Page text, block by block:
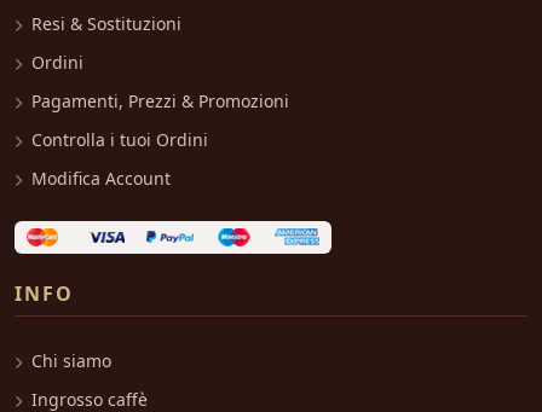
Resi & Sostituzioni
Ordini
Pagamenti, Prezzi & Promozioni
Controlla i tuoi Ordini
Modifica Account
INFO
Chi siamo
Ingrosso caffè